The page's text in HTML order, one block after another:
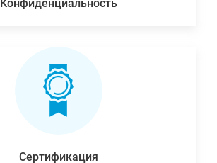
Конфиденциальность
Сертификация